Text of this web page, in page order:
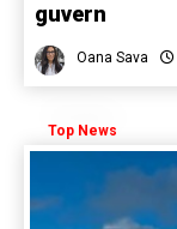
guvern
Oana Sava
Top News